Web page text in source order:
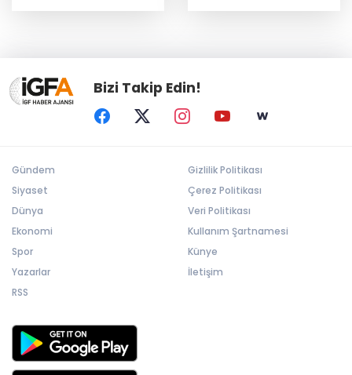
Bizi Takip Edin!
Gündem
Siyaset
Dünya
Ekonomi
Spor
Yazarlar
RSS
Gizlilik Politikası
Çerez Politikası
Veri Politikası
Kullanım Şartnamesi
Künye
İletişim